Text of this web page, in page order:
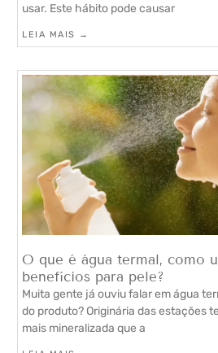
usar. Este hábito pode causar
LEIA MAIS →
O que é água termal, como
benefícios para pele?
Muita gente já ouviu falar em água
do produto? Originária das estações
mais mineralizada que a